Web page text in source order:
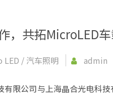
，共拓MicroLED
LED / 汽车照明 admin
有限公司与上海晶合光电科